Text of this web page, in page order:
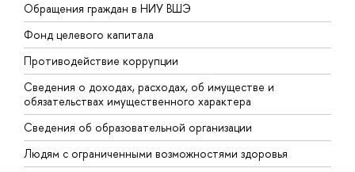
Обращения граждан в НИУ ВШЭ
Фонд целевого капитала
Противодействие коррупции
Сведения о доходах, расходах, об имуществе и
обязательствах имущественного характера
Сведения об образовательной организации
Людям с ограниченными возможностями здоровья